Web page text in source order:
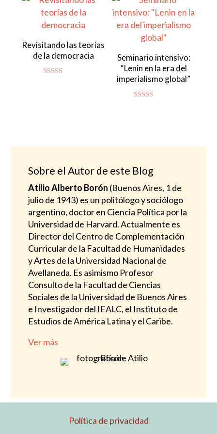
Revisitando las teorías
de la democracia
Seminario intensivo:
“Lenin en la era del
imperialismo global”
Sobre el Autor de este Blog
Atilio Alberto Borón (Buenos Aires, 1 de
julio de 1943) es un politólogo y sociólogo
argentino, doctor en Ciencia Política por la
Universidad de Harvard. Actualmente es
Director del Centro de Complementación
Curricular de la Facultad de Humanidades
y Artes de la Universidad Nacional de
Avellaneda. Es asimismo Profesor
Consulto de la Facultad de Ciencias
Sociales de la Universidad de Buenos Aires
e Investigador del IEALC, el Instituto de
Estudios de América Latina y el Caribe.
Ver más
Política de privacidad